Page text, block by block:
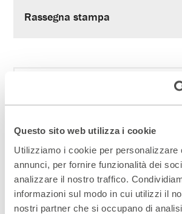
Questo sito web utilizza i cookie
Utilizziamo i cookie per personalizzare
annunci, per fornire funzionalità dei
analizzare il nostro traffico.
informazioni sul modo in cui utilizzi il
nostri partner che si occupano di
Rassegna stampa
ISCRIVITI ALLA NEWSLETTER